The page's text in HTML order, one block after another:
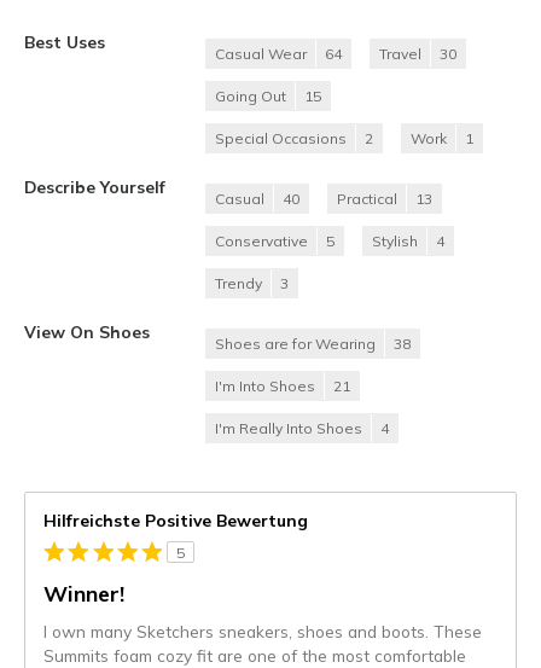
Best Uses
Casual Wear 64 Travel 30
Going Out 15
Special Occasions 2 Work 1
Describe Yourself
Casual 40 Practical 13
Conservative 5 Stylish 4
Trendy 3
View On Shoes
Shoes are for Wearing 38
I'm Into Shoes 21
I'm Really Into Shoes 4
Hilfreichste Positive Bewertung
5
Winner!
I own many Sketchers sneakers, shoes and boots. These
Summits foam cozy fit are one of the most comfortable